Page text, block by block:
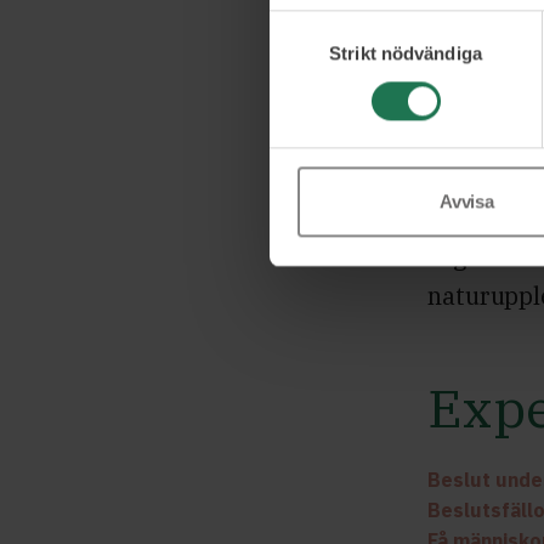
Strikt nödvändiga
Avvisa
När jag
det är
hur man
Jag
Beslut